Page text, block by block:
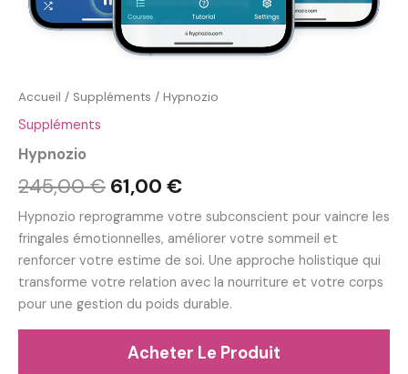
Accueil / Suppléments / Hypnozio
Suppléments
Hypnozio
245,00€ Le
prix
initial
était :
245,00 €.
61,00 €Le
prix
actuel
est :
61,00 €.
Hypnozio reprogramme votre subconscient pour vaincre les
fringales émotionnelles, améliorer votre sommeil et
renforcer votre estime de soi. Une approche holistique qui
transforme votre relation avec la nourriture et votre corps
pour une gestion du poids durable.
Acheter Le Produit